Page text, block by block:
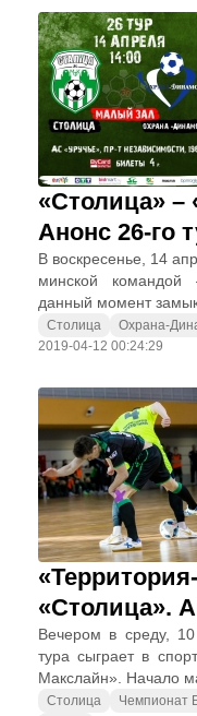
«Столица» –
Анонс 26-го
В воскресенье, 14
минской командой
данный момент
Столица Охрана-
2019-04-12 00:24:29
«Столица».
Вечером в среду,
тура сыграет в
Макслайн». Начало
Столица Чемпионат